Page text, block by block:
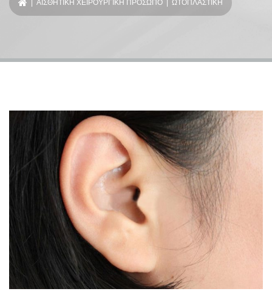
ΑΙΣΘΗΤΙΚΗ ΧΕΙΡΟΥΡΓΙΚΗ ΠΡΟΣΩΠΟ | ΩΤΟΠΛΑΣΤΙΚΗ